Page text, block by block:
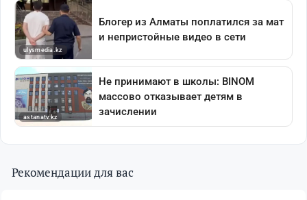
Рекомендации для вас